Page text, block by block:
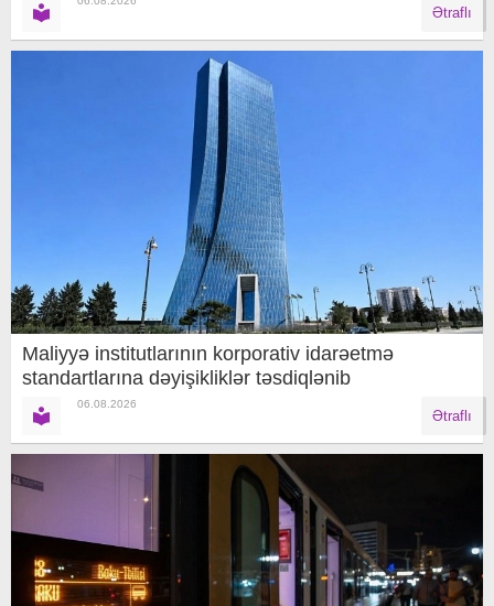
Ətraflı
Maliyyə institutlarının korporativ idarəetmə
standartlarına dəyişikliklər təsdiqlənib
06.08.2026
Ətraflı